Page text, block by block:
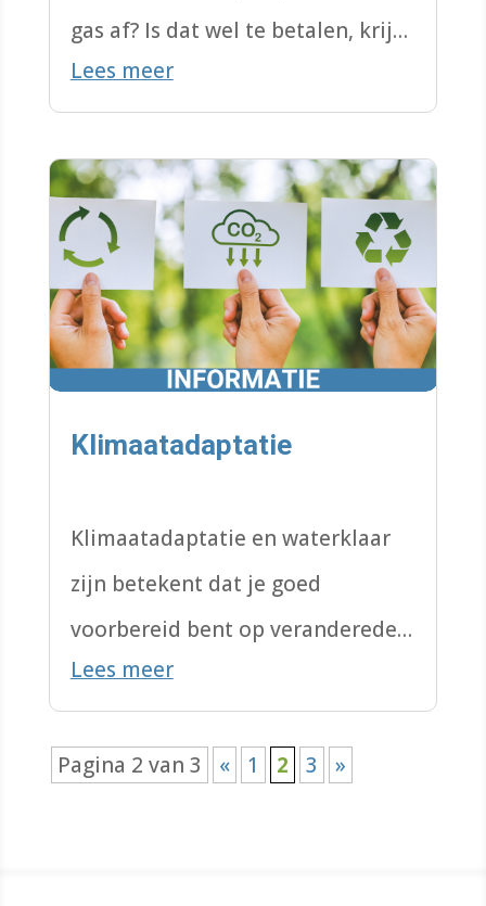
gas af? Is dat wel te betalen, krijg
je je woning daar wel warm
genoeg mee?
Lees meer
Klimaatadaptatie
Klimaatadaptatie en waterklaar
zijn betekent dat je goed
voorbereid bent op veranderede
omstandigheden door een ander
klimaat.
Lees meer
Pagina 2 van 3 « 1 2 3 »